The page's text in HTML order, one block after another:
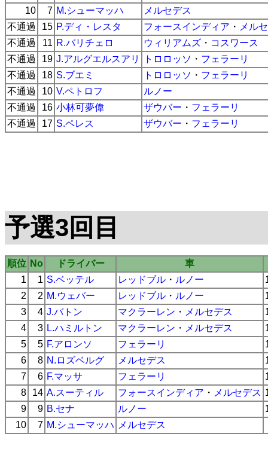
10
7 M.シューマッハ
メルセデス
不通過
15 P.ディ・レスタ フォースインディア ・ メル
不通過
11 R.バリチェロ ウィリアムズ ・ コスワース
不通過
19 J.アルグエルスアリ トロロッソ ・ フェラーリ
不通過
18 S.ブエミ トロロッソ ・ フェラーリ
不通過
10 V.ペトロフ
ルノー
不通過
16 小林可夢偉 ザウバー ・ フェラーリ
不通過
17 S.ペレス ザウバー ・ フェラーリ
予選3回目
順位 No ドライバー
車
1
1 S.ベッテル レッドブル ・ ルノー
2
2 M.ウェバー レッドブル ・ ルノー
3
4 J.バトン マクラーレン ・ メルセデス
4
3 L.ハミルトン マクラーレン ・ メルセデス
5
5 F.アロンソ フェラーリ
6
8 N.ロズベルグ メルセデス
7
6 F.マッサ フェラーリ
8
14 A.スーティル フォースインディア ・ メルセデス
9
9 B.セナ ルノー
10
7 M.シューマッハ メルセデス